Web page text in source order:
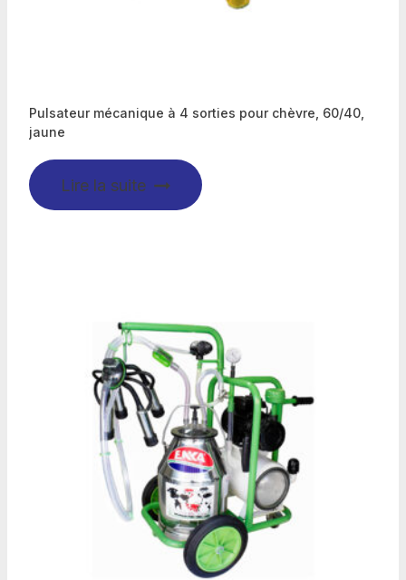
Pulsateur mécanique à 4 sorties pour chèvre, 60/40,
jaune
Lire la suite